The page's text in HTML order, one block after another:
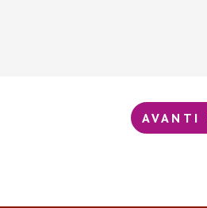
AVANTI